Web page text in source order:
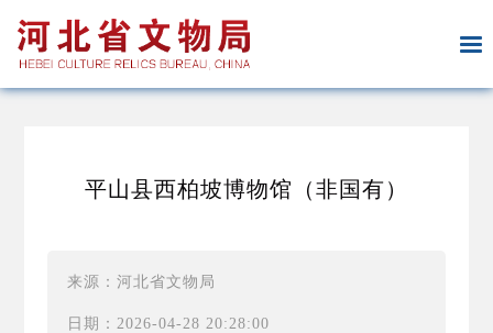
平山县西柏坡博物馆（非国有）
来源：河北省文物局
日期：2026-04-28 20:28:00